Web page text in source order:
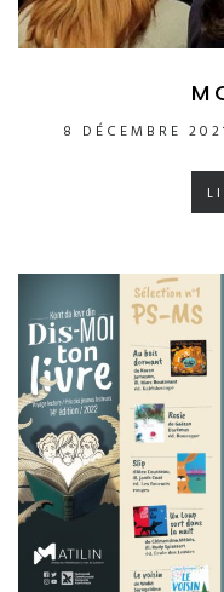
8 DÉCEMBRE